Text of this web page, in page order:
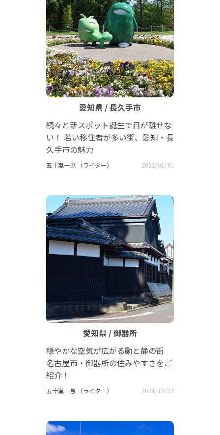
愛知県 / 長久手市
続々と新スポット誕生で目が離せな
い！ 若い移住者が多い街、愛知・長
久手市の魅力
五十嵐一恵 （ライター） 2022/01/31
愛知県 / 御器所
穏やかな空気が広がる動と静の街
名古屋市・御器所の住みやすさをご
紹介！
五十嵐一恵 （ライター） 2021/12/22